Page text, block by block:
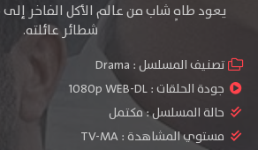
يعود طاهٍ شاب من عالم الأكل الفاخر إلى
شطائر عائلته.
تصنيف المسلسل : Drama
جودة الحلقات :1080p WEB-DL
حالة المسلسل :مكتمل
مستوي المشاهدة :TV-MA